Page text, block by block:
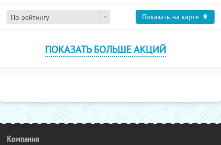
По рейтингу Показать на карте
ПОКАЗАТЬ БОЛЬШЕ АКЦИЙ
Компания